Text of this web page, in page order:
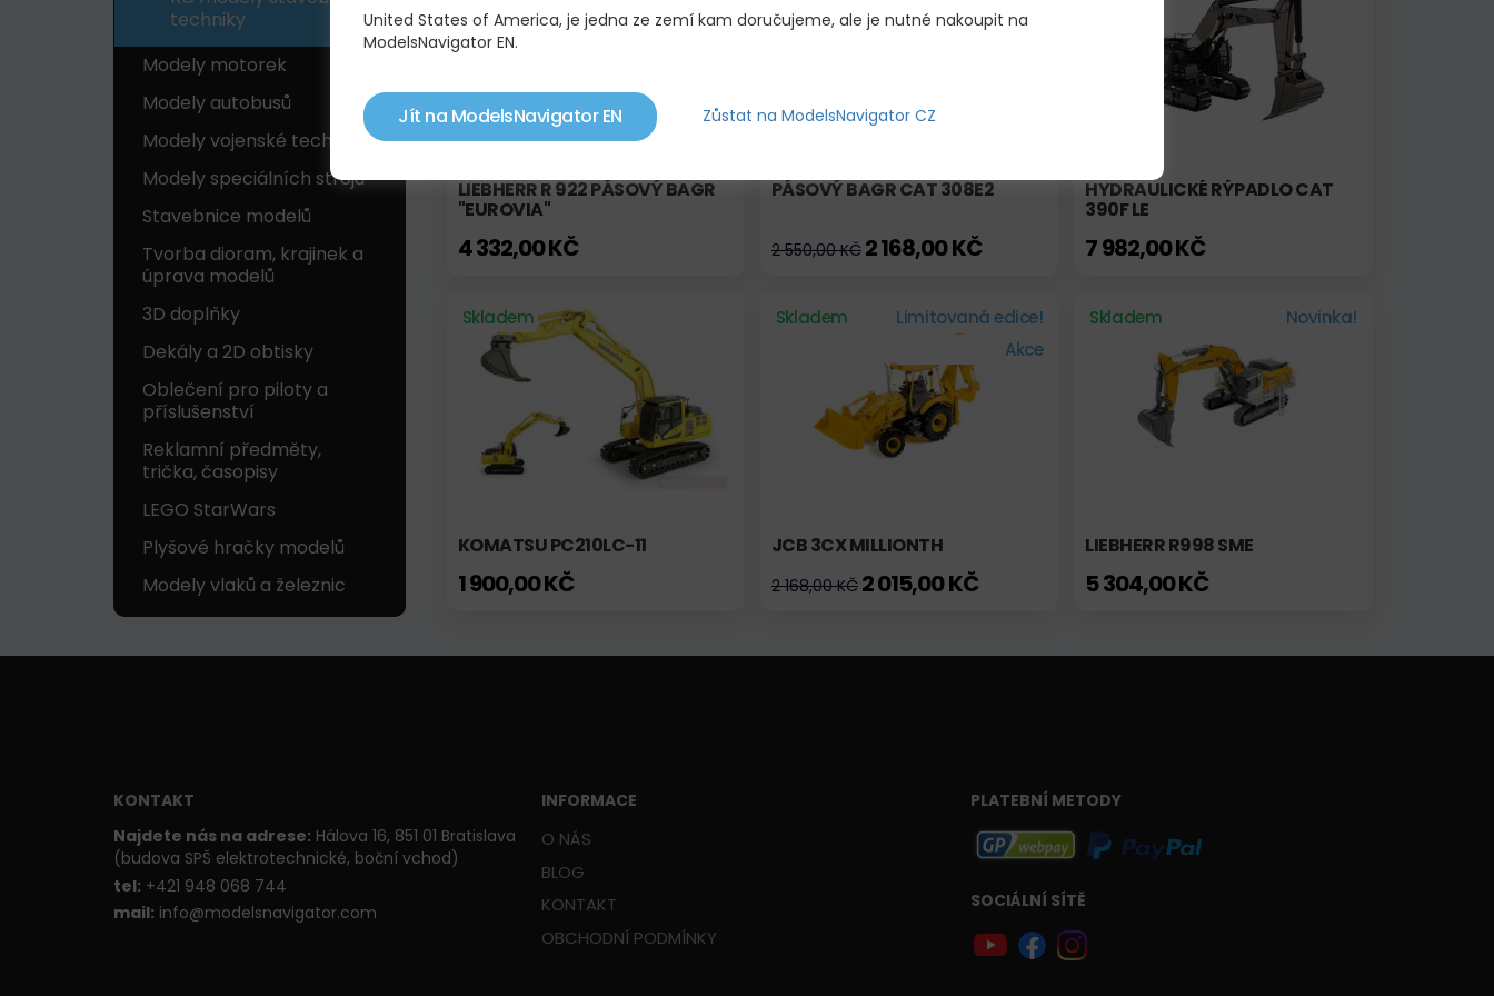
techniky
Modely motorek
Modely autobusů
Modely vojenské techniky
Modely speciálních strojů
Stavebnice modelů
Tvorba dioram, krajinek a
úprava modelů
3D doplňky
Dekály a 2D obtisky
Oblečení pro piloty a
příslušenství
Reklamní předměty,
trička, časopisy
LEGO StarWars
Plyšové hračky modelů
Modely vlaků a železnic
LIEBHERR R 922 PÁSOVÝ BAGR
"EUROVIA"
4 332,00 KČ
PÁSOVÝ BAGR CAT 308E2
2 550,00 KČ2 168,00 KČ
HYDRAULICKÉ RÝPADLO CAT
390F LE
7 982,00 KČ
Skladem
KOMATSU PC210LC-11
1 900,00 KČ
Skladem
Limitovaná edice!
Akce
JCB 3CX MILLIONTH
2 168,00 KČ2 015,00 KČ
Skladem Novinka!
LIEBHERR R998 SME
5 304,00 KČ
KONTAKT
Najdete nás na adrese: Hálova 16, 851 01 Bratislava
(budova SPŠ elektrotechnické, boční vchod)
tel: +421 948 068 744
mail: info@modelsnavigator.com
INFORMACE
O NÁS
BLOG
KONTAKT
OBCHODNÍ PODMÍNKY
PLATEBNÍ METODY
SOCIÁLNÍ SÍTĚ
United States of America, je jedna ze zemí kam doručujeme, ale je nutné nakoupit na
ModelsNavigator EN.
Jít na ModelsNavigator EN Zůstat na ModelsNavigator CZ